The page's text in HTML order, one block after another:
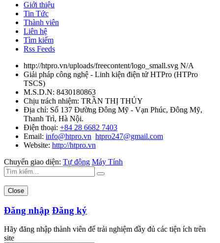
Giới thiệu
Tin Tức
Thành viên
Liên hệ
Tìm kiếm
Rss Feeds
http://htpro.vn/uploads/freecontent/logo_small.svg N/A
Giải pháp công nghệ - Linh kiện điện tử HTPro (HTPro
TSCS)
M.S.D.N: 8430180863
Chịu trách nhiệm: TRẦN THỊ THỦY
Địa chỉ: Số 137 Đường Đông Mỹ - Vạn Phúc, Đông Mỹ,
Thanh Trì, Hà Nội.
Điện thoại: +84 28 6682 7403
Email: info@htpro.vn htpro247@gmail.com
Website: http://htpro.vn
Chuyển giao diện: Tự động Máy Tính
Close
Đăng nhập Đăng ký
Hãy đăng nhập thành viên để trải nghiệm đầy đủ các tiện ích trên
site